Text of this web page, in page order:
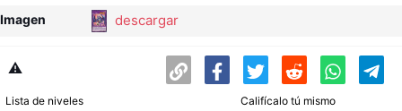
Imagen descargar
⚠️
Lista de niveles Califícalo tú mismo